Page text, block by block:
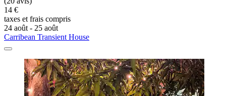
14 €
taxes et frais compris
24 août - 25 août
Carribean Transient House